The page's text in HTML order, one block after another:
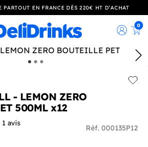
PARTOUT EN FRANCE DÈS 220€ HT D’ACHAT
0
- LEMON ZERO
500ML x12
1 avis
Réf. 000135P12